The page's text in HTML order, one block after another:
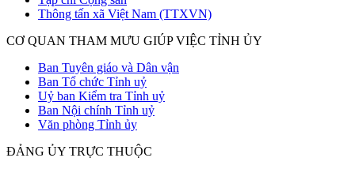
Thông tấn xã Việt Nam (TTXVN)
CƠ QUAN THAM MƯU GIÚP VIỆC TỈNH ỦY
Ban Tuyên giáo và Dân vận
Ban Tổ chức Tỉnh uỷ
Uỷ ban Kiểm tra Tỉnh uỷ
Ban Nội chính Tỉnh uỷ
Văn phòng Tỉnh ủy
ĐẢNG ỦY TRỰC THUỘC